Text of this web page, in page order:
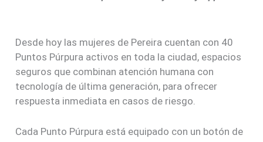
Desde hoy las mujeres de Pereira cuentan con 40
Puntos Púrpura activos en toda la ciudad, espacios
seguros que combinan atención humana con
tecnología de última generación, para ofrecer
respuesta inmediata en casos de riesgo.
Cada Punto Púrpura está equipado con un botón de